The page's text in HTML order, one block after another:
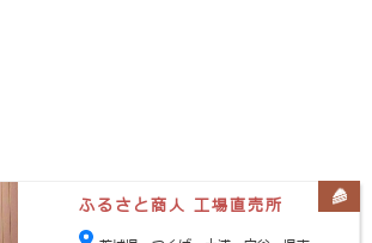
ふるさと商人 工場直売所